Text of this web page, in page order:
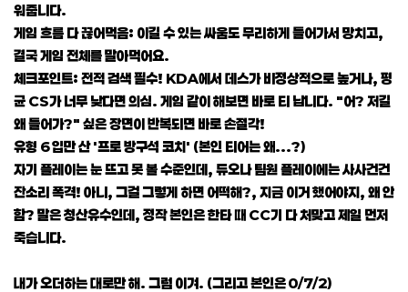
워줍니다.
게임 흐름 다 끊어먹음: 이길 수 있는 싸움도 무리하게 들어가서 망치고,
결국 게임 전체를 말아먹어요.
체크포인트: 전적 검색 필수! KDA에서 데스가 비정상적으로 높거나, 평
균 CS가 너무 낮다면 의심. 게임 같이 해보면 바로 티 납니다. "어? 저길
왜 들어가?" 싶은 장면이 반복되면 바로 손절각!
유형 6 입만 산 '프로 방구석 코치' (본인 티어는 왜...?)
자기 플레이는 눈 뜨고 못 볼 수준인데, 듀오나 팀원 플레이에는 사사건건
잔소리 폭격! 아니, 그걸 그렇게 하면 어떡해?, 지금 이거 했어야지, 왜 안
함? 말은 청산유수인데, 정작 본인은 한타 때 CC기 다 처맞고 제일 먼저
죽습니다.
내가 오더하는 대로만 해. 그럼 이겨. (그리고 본인은 0/7/2)